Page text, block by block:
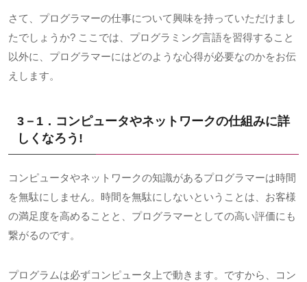
さて、プログラマーの仕事について興味を持っていただけまし
たでしょうか? ここでは、プログラミング言語を習得すること
以外に、プログラマーにはどのような心得が必要なのかをお伝
えします。
3－1．コンピュータやネットワークの仕組みに詳
しくなろう !
コンピュータやネットワークの知識があるプログラマーは時間
を無駄にしません。時間を無駄にしないということは、お客様
の満足度を高めることと、プログラマーとしての高い評価にも
繋がるのです。
プログラムは必ずコンピュータ上で動きます。ですから、コン